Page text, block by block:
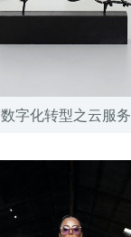
数字化转型之云服务